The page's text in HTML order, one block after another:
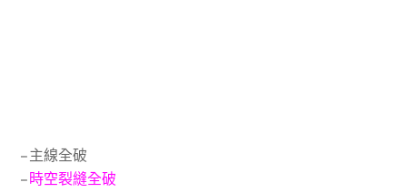
– 主線全破
– 時空裂縫全破